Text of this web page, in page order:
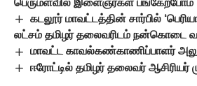
பெருமளவில் இளைஞர்கள் பங்கேற்போம்
கடலூர் மாவட்டத்தின் சார்பில்
லட்சம் தமிழர் தலைவரிடம் நன்கொடை
மாவட்ட காவல்கண்காணிப்பாளர்
ஈரோட்டில் தமிழர் தலைவர் ஆசிரியர்